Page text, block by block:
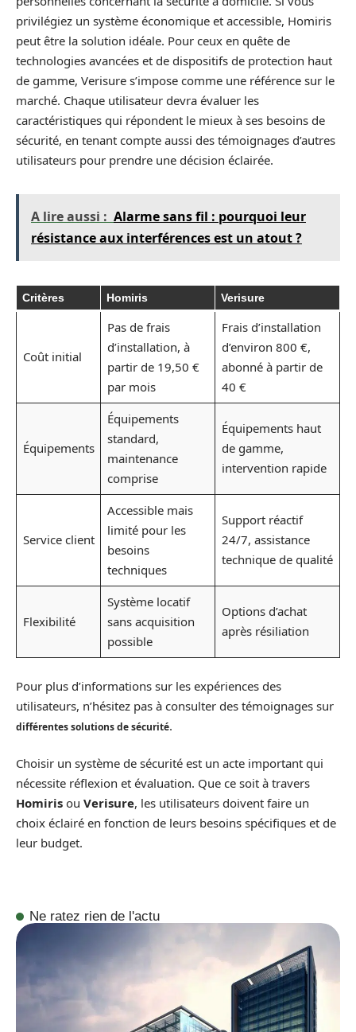
privilégiez un système économique et accessible, Homiris
peut être la solution idéale. Pour ceux en quête de
technologies avancées et de dispositifs de protection haut
de gamme, Verisure s’impose comme une référence sur le
marché. Chaque utilisateur devra évaluer les
caractéristiques qui répondent le mieux à ses besoins de
sécurité, en tenant compte aussi des témoignages d’autres
utilisateurs pour prendre une décision éclairée.
A lire aussi : Alarme sans fil : pourquoi leur
résistance aux interférences est un atout ?
Critères Homiris Verisure
Coût initial
Pas de frais
d’installation, à
partir de 19,50 €
par mois
Frais d’installation
d’environ 800 €,
abonné à partir de
40 €
Équipements
Équipements
standard,
maintenance
comprise
Équipements haut
de gamme,
intervention rapide
Service client
Accessible mais
limité pour les
besoins
techniques
Support réactif
24/7, assistance
technique de qualité
Flexibilité
Système locatif
sans acquisition
possible
Options d’achat
après résiliation
Pour plus d’informations sur les expériences des
utilisateurs, n’hésitez pas à consulter des témoignages sur
différentes solutions de sécurité.
Choisir un système de sécurité est un acte important qui
nécessite réflexion et évaluation. Que ce soit à travers
Homiris ou Verisure, les utilisateurs doivent faire un
choix éclairé en fonction de leurs besoins spécifiques et de
leur budget.
Ne ratez rien de l'actu